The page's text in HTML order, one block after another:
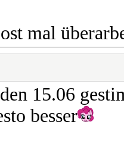
mal
15.06
besser